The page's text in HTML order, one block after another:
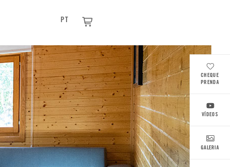
PT
CHEQUE
PRENDA
VÍDEOS
GALERIA